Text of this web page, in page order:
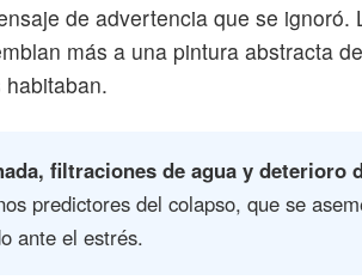
de advertencia que se ignoró.
más a una pintura abstracta
filtraciones de agua y deterioro
predictores del colapso, que se
ante el estrés.